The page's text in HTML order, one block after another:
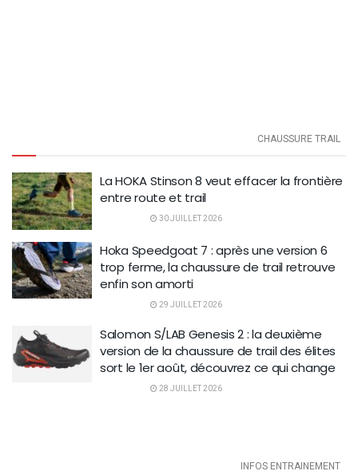
CHAUSSURE TRAIL
La HOKA Stinson 8 veut effacer la frontière
entre route et trail
30 JUILLET 2026
Hoka Speedgoat 7 : après une version 6
trop ferme, la chaussure de trail retrouve
enfin son amorti
29 JUILLET 2026
Salomon S/LAB Genesis 2 : la deuxième
version de la chaussure de trail des élites
sort le 1er août, découvrez ce qui change
28 JUILLET 2026
INFOS ENTRAINEMENT